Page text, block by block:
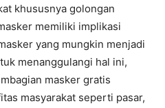
khususnya golongan
memiliki implikasi
yang mungkin menjadi
menanggulangi hal ini,
masker gratis
masyarakat seperti pasar,